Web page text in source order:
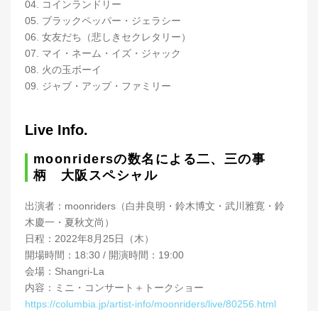
04. コインランドリー
05. ブラックペッパー・ジェラシー
06. 女友だち（悲しきセクレタリー）
07. マイ・ネーム・イズ・ジャック
08. 火の玉ボーイ
09. ジャブ・アップ・ファミリー
Live Info.
moonridersの数名による二、三の事
柄 大阪スペシャル
出演者：moonriders（白井良明・鈴木博文・武川雅寛・鈴
木慶一・夏秋文尚）
日程：2022年8月25日（木）
開場時間：18:30 / 開演時間：19:00
会場：Shangri-La
内容：ミニ・コンサート＋トークショー
https://columbia.jp/artist-info/moonriders/live/80256.html